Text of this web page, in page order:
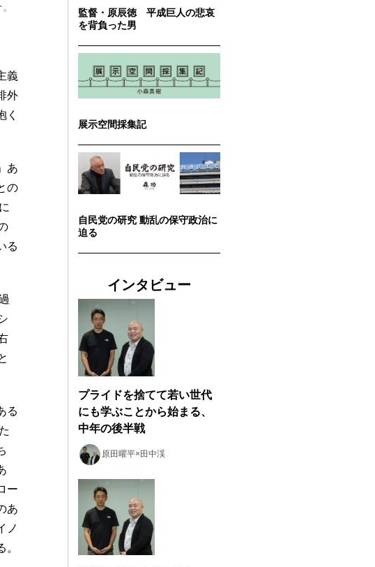
義
外
く
あ
の
る
る
ー
あ
ノ
監督・原辰徳 平成巨人の悲哀
を背負った男
展示空間採集記
自民党の研究 動乱の保守政治に
迫る
インタビュー
プライドを捨てて若い世代
にも学ぶことから始まる、
中年の後半戦
原田曜平×田中渓